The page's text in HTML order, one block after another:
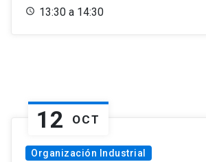
13:30 a 14:30
12 OCT
Organización Industrial